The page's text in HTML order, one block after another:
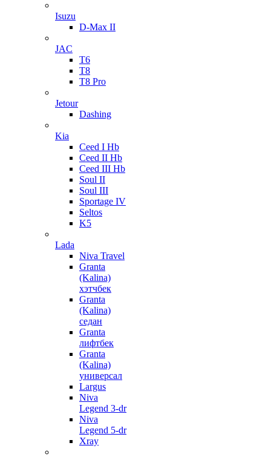
Isuzu
D-Max II
JAC
T6
T8
T8 Pro
Jetour
Dashing
Kia
Ceed I Hb
Ceed II Hb
Ceed III Hb
Soul II
Soul III
Sportage IV
Seltos
K5
Lada
Niva Travel
Granta
(Kalina)
хэтчбек
Granta
(Kalina)
седан
Granta
лифтбек
Granta
(Kalina)
универсал
Largus
Niva
Legend 3-dr
Niva
Legend 5-dr
Xray